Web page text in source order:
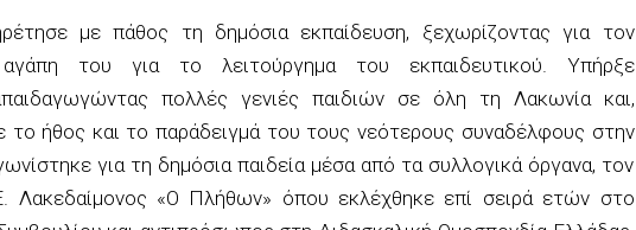
με πάθος τη δημόσια εκπαίδευση, ξεχωρίζοντας για τον
του για το λειτούργημα του εκπαιδευτικού. Υπήρξε
πολλές γενιές παιδιών σε όλη τη Λακωνία και,
το ήθος και το παράδειγμά του τους νεότερους συναδέλφους στην
για τη δημόσια παιδεία μέσα από τα συλλογικά όργανα, τον
Λακεδαίμονος «Ο Πλήθων» όπου εκλέχθηκε επί σειρά ετών στο